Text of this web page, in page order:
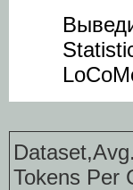
Tokens Per